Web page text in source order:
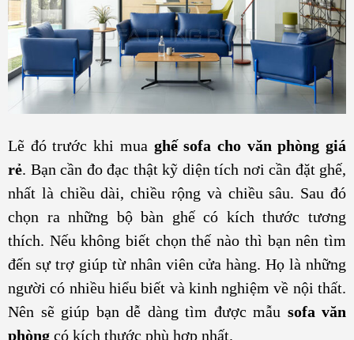
Lẽ đó trước khi mua ghế sofa cho văn phòng giá
rẻ. Bạn cần đo đạc thật kỹ diện tích nơi cần đặt ghế,
nhất là chiều dài, chiều rộng và chiều sâu. Sau đó
chọn ra những bộ bàn ghế có kích thước tương
thích. Nếu không biết chọn thế nào thì bạn nên tìm
đến sự trợ giúp từ nhân viên cửa hàng. Họ là những
người có nhiều hiểu biết và kinh nghiệm về nội thất.
Nên sẽ giúp bạn dễ dàng tìm được mẫu sofa văn
phòng có kích thước phù hợp nhất.